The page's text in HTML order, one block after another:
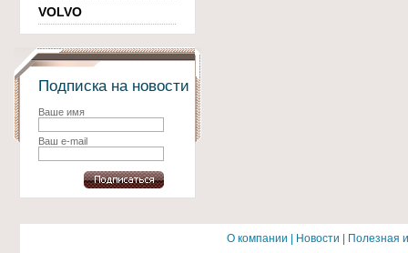
VOLVO
Подписка на новости
Ваше имя
Ваш e-mail
О компании Новости Полезная